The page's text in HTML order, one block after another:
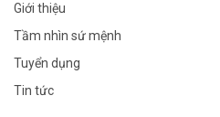
Giới thiệu
Tầm nhìn sứ mệnh
Tuyển dụng
Tin tức